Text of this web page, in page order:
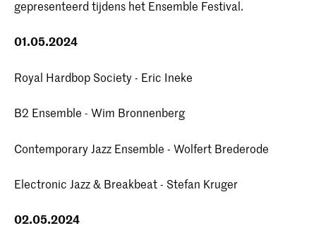
gepresenteerd tijdens het Ensemble Festival.
01.05.2024
Royal Hardbop Society - Eric Ineke
B2 Ensemble - Wim Bronnenberg
Contemporary Jazz Ensemble - Wolfert Brederode
Electronic Jazz & Breakbeat - Stefan Kruger
02.05.2024